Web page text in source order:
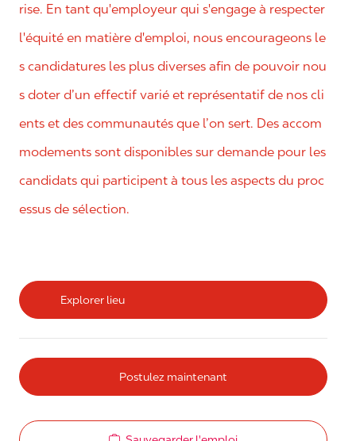
rise. En tant qu'employeur qui s'engage à respecter
l'équité en matière d'emploi, nous encourageons le
s candidatures les plus diverses afin de pouvoir nou
s doter d’un effectif varié et représentatif de nos cli
ents et des communautés que l’on sert. Des accom
modements sont disponibles sur demande pour les
candidats qui participent à tous les aspects du proc
essus de sélection.
Explorer lieu
Postulez maintenant